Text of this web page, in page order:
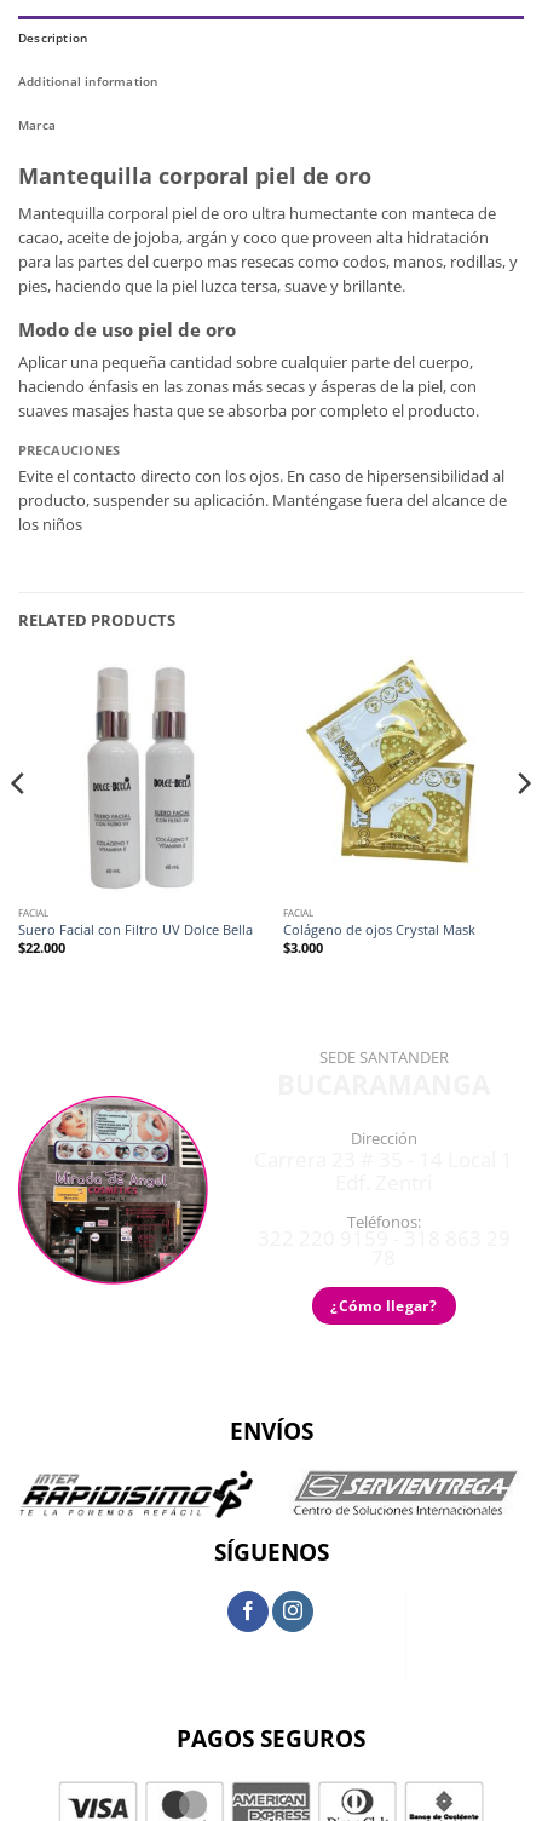
Description
Additional information
Marca
Mantequilla corporal piel de oro
Mantequilla corporal piel de oro ultra humectante con manteca de
cacao, aceite de jojoba, argán y coco que proveen alta hidratación
para las partes del cuerpo mas resecas como codos, manos, rodillas, y
pies, haciendo que la piel luzca tersa, suave y brillante.
Modo de uso piel de oro
Aplicar una pequeña cantidad sobre cualquier parte del cuerpo,
haciendo énfasis en las zonas más secas y ásperas de la piel, con
suaves masajes hasta que se absorba por completo el producto.
PRECAUCIONES
Evite el contacto directo con los ojos. En caso de hipersensibilidad al
producto, suspender su aplicación. Manténgase fuera del alcance de
los niños
RELATED PRODUCTS
FACIAL
Suero Facial con Filtro UV Dolce Bella
$22.000
FACIAL
Colágeno de ojos Crystal Mask
$3.000
SEDE SANTANDER
Dirección
Teléfonos:
¿Cómo llegar?
ENVÍOS
SÍGUENOS
PAGOS SEGUROS